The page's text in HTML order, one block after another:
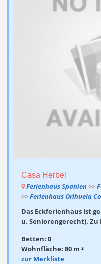
Casa Herbel
Ferienhaus Spanien >>
>>Ferienhaus Orihuela
Das Eckferienhaus ist
u. Seniorengerecht). Zu
Betten: 0
Wohnfläche: 80 m ²
zur Merkliste